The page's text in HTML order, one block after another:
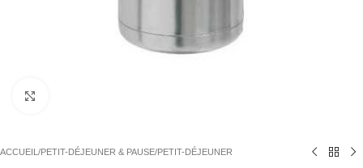
ACCUEIL /PETIT-DÉJEUNER & PAUSE/PETIT-DÉJEUNER